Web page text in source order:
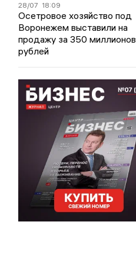
28/07 18:09
Осетровое хозяйство под
Воронежем выставили на
продажу за 350 миллионов
рублей